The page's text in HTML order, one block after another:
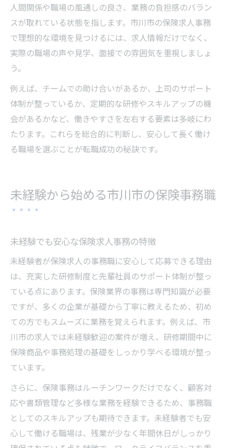
人間関係や職場の風通しの良さ、業務の負担感のバラン
スが取れている状態を指します。市川市の保険求人事務
で理想的な環境を見つけるには、求人情報だけでなく、
実際の職場の声や見学、面接での雰囲気を重視しましょ
う。
例えば、チームでの助け合いがあるか、上司のサポート
体制が整っているか、定期的な研修やスキルアップの機
会があるかなど、働きやすさを左右する要素は多岐にわ
たります。これらを総合的に判断し、安心して長く働け
る職場を選ぶことが転職成功の秘訣です。
未経験から始める市川市の保険事務職
未経験でも安心な保険求人事務の特徴
未経験者が保険求人の事務職に安心して応募できる理由
は、充実した研修制度と先輩社員のサポート体制が整っ
ている点にあります。保険業界の事務は専門知識が必要
ですが、多くの企業が基礎から丁寧に教えるため、初め
ての方でもスムーズに業務を覚えられます。例えば、市
川市の求人では未経験歓迎の案件が増え、研修期間中に
保険商品や事務処理の基礎をしっかり学べる環境が整っ
ています。
さらに、保険事務はルーチンワークだけでなく、顧客対
応や書類管理など多様な業務を経験できるため、事務職
としてのスキルアップも期待できます。未経験者でも安
心して働ける職場は、残業が少なく年間休日がしっかり